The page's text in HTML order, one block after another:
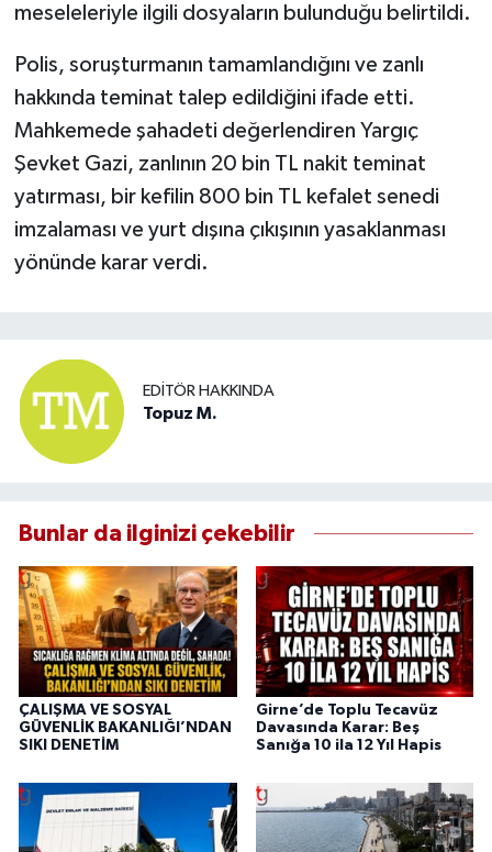
meseleleriyle ilgili dosyaların bulunduğu belirtildi.
Polis, soruşturmanın tamamlandığını ve zanlı
hakkında teminat talep edildiğini ifade etti.
Mahkemede şahadeti değerlendiren Yargıç
Şevket Gazi, zanlının 20 bin TL nakit teminat
yatırması, bir kefilin 800 bin TL kefalet senedi
imzalaması ve yurt dışına çıkışının yasaklanması
yönünde karar verdi.
EDITÖR HAKKINDA
Topuz M.
Bunlar da ilginizi çekebilir
ÇALIŞMA VE SOSYAL
GÜVENLİK BAKANLIĞI’NDAN
SIKI DENETİM
Girne’de Toplu Tecavüz
Davasında Karar: Beş
Sanığa 10 ila 12 Yıl Hapis